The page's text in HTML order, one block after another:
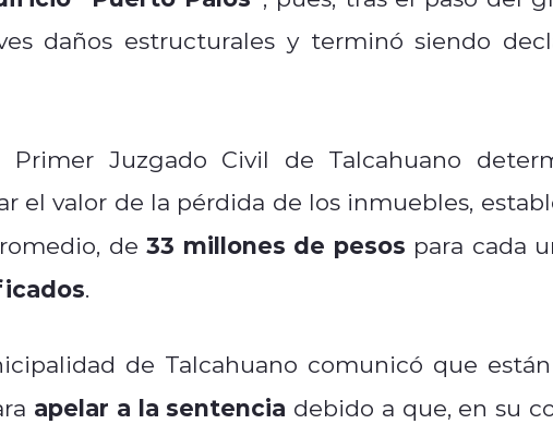
daños estructurales y terminó siendo
Juzgado Civil de Talcahuano
el valor de la pérdida de los inmuebles,
de33 millones de pesos para cada
.
de Talcahuano comunicó que
apelar a la sentencia debido a que, en su